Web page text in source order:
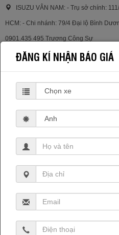
ISUZU VÂN NAM: - Trụ sở chính:
HCM: - Chi nhánh: 79/4 Đại lộ Bình
0901.435 495 Trương Công Sự
ĐĂNG KÍ NHẬN BÁO GIÁ